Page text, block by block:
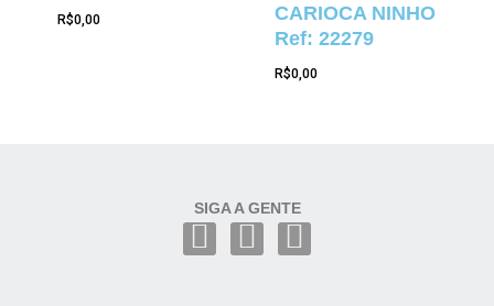
R$0,00
CARIOCA NINHO
Ref: 22279
R$0,00
SIGA A GENTE